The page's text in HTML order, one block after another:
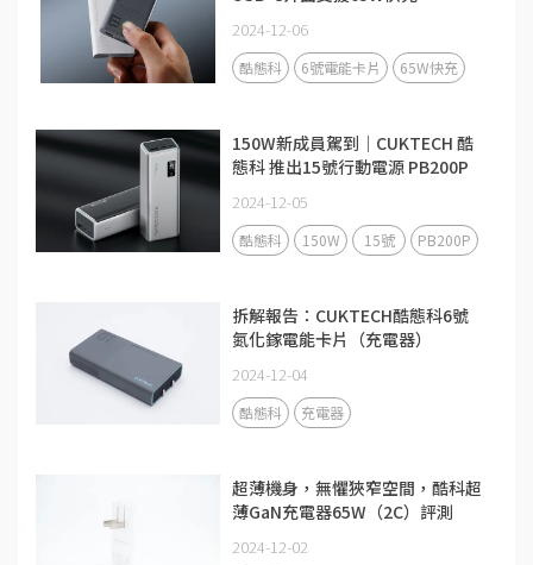
2024-12-06
酷態科 6號電能卡片 65W快充
150W新成員駕到｜CUKTECH 酷
態科 推出15號行動電源 PB200P
2024-12-05
酷態科 150W 15號 PB200P
拆解報告：CUKTECH酷態科6號
氮化鎵電能卡片（充電器）
2024-12-04
酷態科 充電器
超薄機身，無懼狹窄空間，酷科超
薄GaN充電器65W（2C）評測
2024-12-02